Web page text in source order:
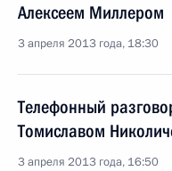
Алексеем Миллером
3 апреля 2013 года, 18:30
Телефонный
Томиславом
3 апреля 2013 года, 16:50